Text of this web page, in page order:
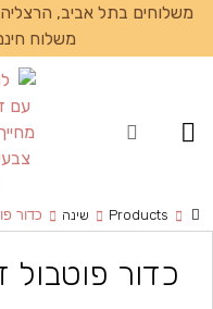
משלוחים בתל אביב,
משלוח חינם
Products שינה כדור
כדור פוטבול זוהר